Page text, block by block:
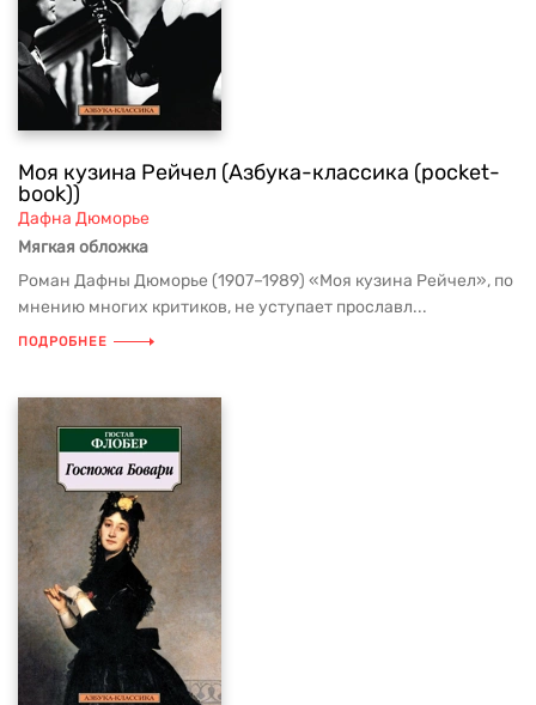
Моя кузина Рейчел (Азбука-классика (pocket-
book))
Дафна Дюморье
Мягкая обложка
Роман Дафны Дюморье (1907–1989) «Моя кузина Рейчел», по
мнению многих критиков, не уступает прославл...
ПОДРОБНЕЕ